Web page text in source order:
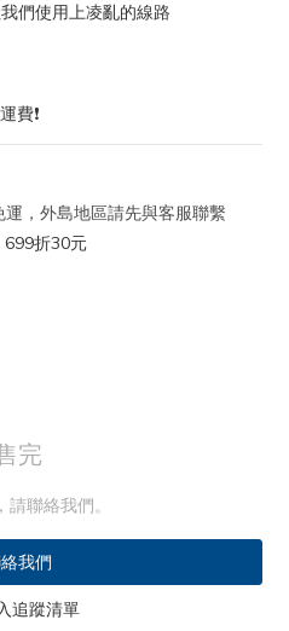
們使用上凌亂的線路
費❗️
，外島地區請先與客服聯繫
699折30元
完
聯絡我們。
我們
追蹤清單